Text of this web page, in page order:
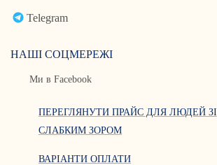
Telegram
НАШІ СОЦМЕРЕЖІ
Ми в Facebook
ПЕРЕГЛЯНУТИ ПРАЙС ДЛЯ ЛЮДЕЙ ЗІ
СЛАБКИМ ЗОРОМ
ВАРІАНТИ ОПЛАТИ